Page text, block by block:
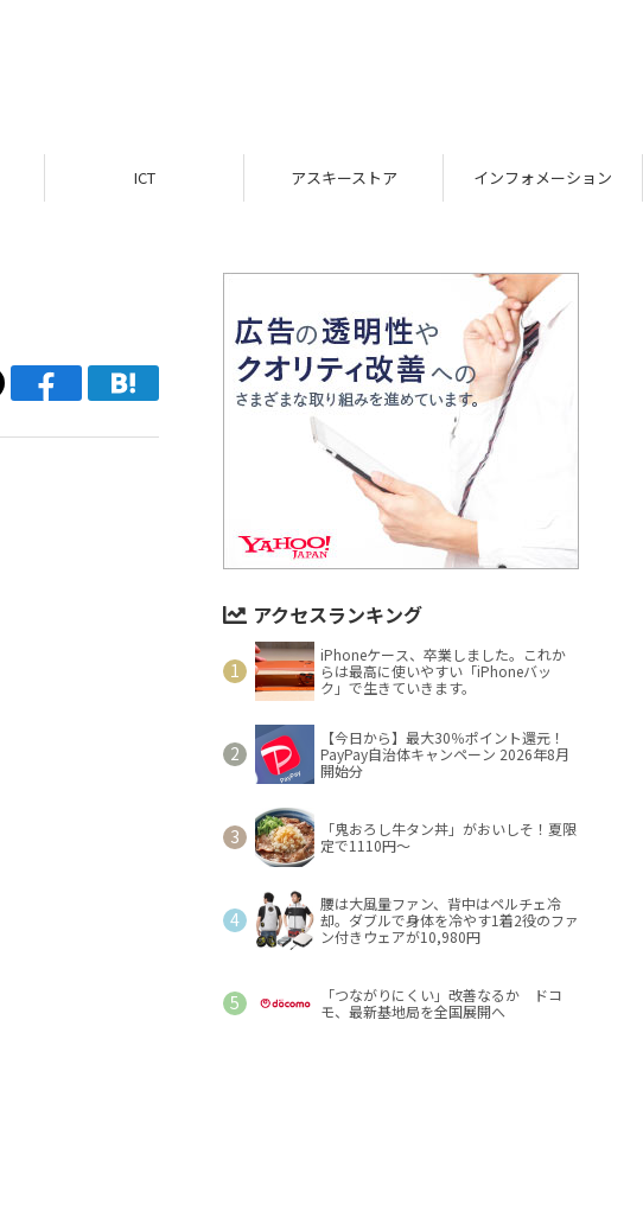
ICT アスキーストア インフォメーション
アクセスランキング
iPhoneケース、卒業しました。これか
らは最高に使いやすい「iPhoneバッ
ク」で生きていきます。
【今日から】最大30％ポイント還元！
PayPay自治体キャンペーン 2026年8月
開始分
「鬼おろし牛タン丼」がおいしそ！夏限
定で1110円～
腰は大風量ファン、背中はペルチェ冷
却。ダブルで身体を冷やす1着2役のファ
ン付きウェアが10,980円
「つながりにくい」改善なるか ドコ
モ、最新基地局を全国展開へ